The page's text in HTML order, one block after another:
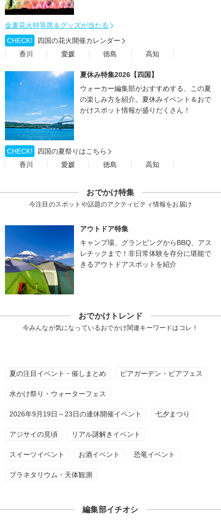
金麦花火特等席＆グッズが当たる
CHECK!
四国の花火開催カレンダー
香川
愛媛 徳島 高知
夏休み特集2026【四国】
ウォーカー編集部がおすすめする、この夏
の楽しみ方を紹介。夏休みイベント＆おで
かけスポット情報が盛りだくさん！
CHECK!
四国の夏祭りはこちら
香川
愛媛 徳島 高知
おでかけ特集
今注目のスポットや話題のアクティビティ情報をお届け
アウトドア特集
キャンプ場、グランピングからBBQ、アス
レチックまで！非日常体験を存分に堪能で
きるアウトドアスポットを紹介
おでかけトレンド
今みんなが気になっているおでかけ関連キーワードはコレ！
夏の注目イベント・催しまとめ ビアガーデン・ビアフェス
水かけ祭り・ウォーターフェス
2026年9月19日～23日の連休開催イベント 七夕まつり
アジサイの見頃 リアル謎解きイベント
スイーツイベント お酒イベント 恐竜イベント
プラネタリウム・天体観測
編集部イチオシ